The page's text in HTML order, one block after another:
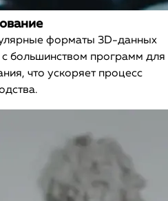
форматы 3D-данных
с большинством программ для
что ускоряет процесс